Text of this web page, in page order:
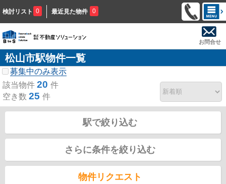
検討リスト 0 最近見た物件 0
お問合せ
松山市駅物件一覧
募集中のみ表示
該当物件 20 件
空き数 25 件
駅で絞り込む
さらに条件を絞り込む
物件リクエスト